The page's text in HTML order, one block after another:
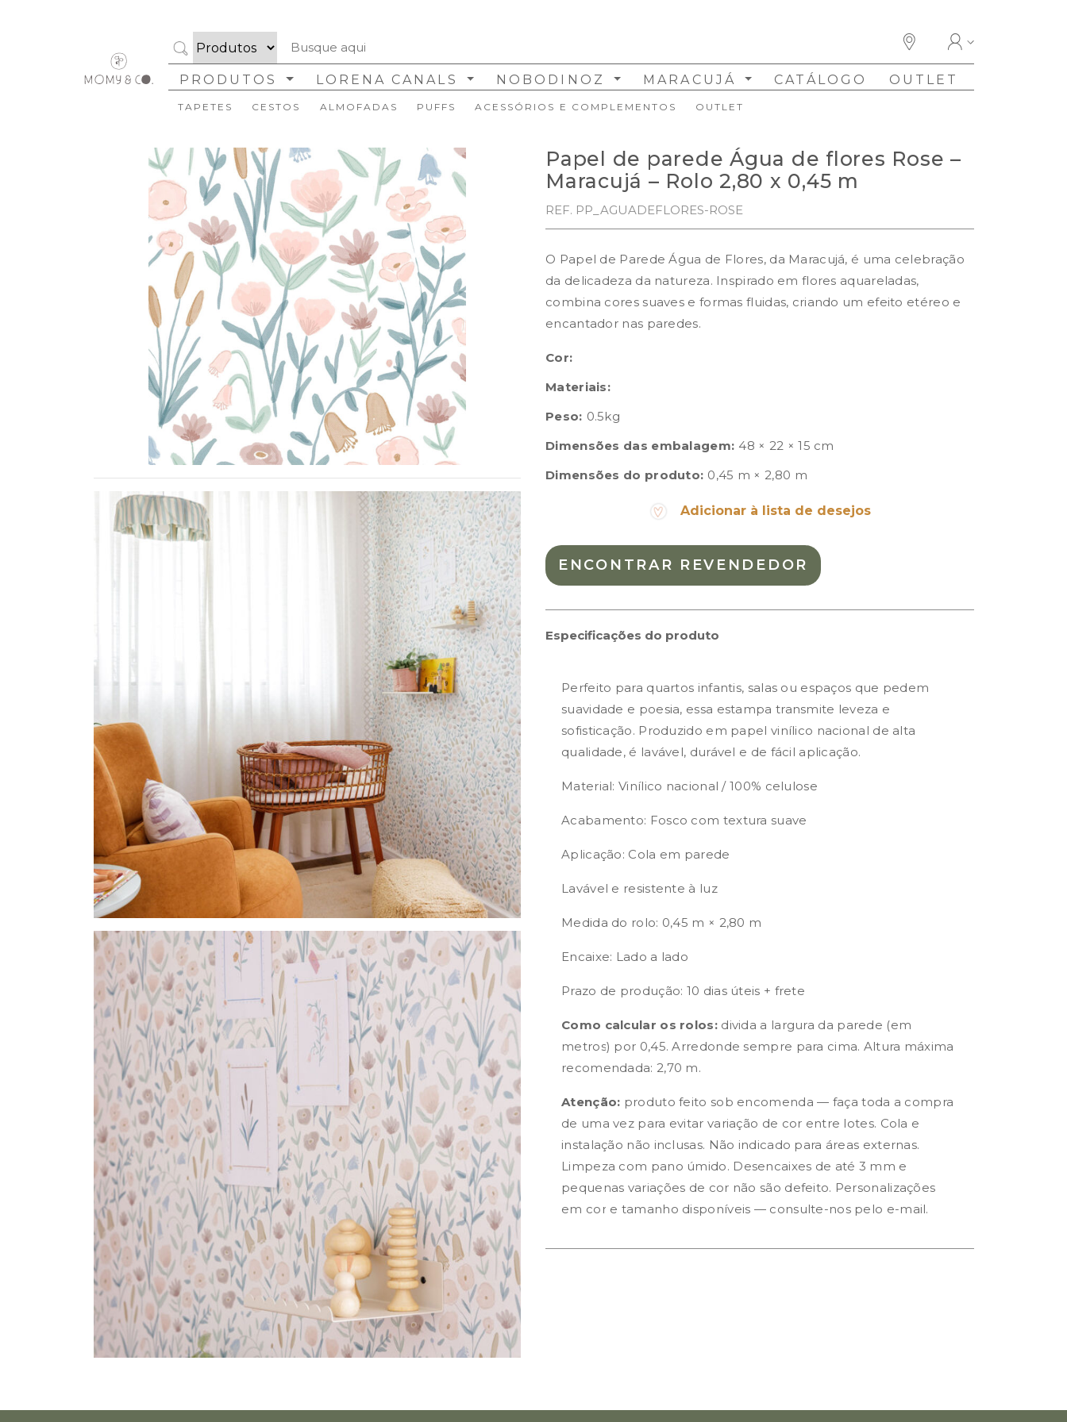
PRODUTOS LORENA CANALS NOBODINOZ MARACUJÁ CATÁLOGO OUTLET
TAPETES CESTOS ALMOFADAS PUFFS ACESSÓRIOS E COMPLEMENTOS OUTLET
Papel de parede Água de flores Rose –
Maracujá – Rolo 2,80 x 0,45 m
REF. PP_AGUADEFLORES-ROSE
O Papel de Parede Água de Flores, da Maracujá, é uma celebração
da delicadeza da natureza. Inspirado em flores aquareladas,
combina cores suaves e formas fluidas, criando um efeito etéreo e
encantador nas paredes.
Cor:
Materiais:
Peso: 0.5kg
Dimensões das embalagem: 48 × 22 × 15 cm
Dimensões do produto: 0,45 m × 2,80 m
Adicionar à lista de desejos
ENCONTRAR REVENDEDOR
Especificações do produto
Perfeito para quartos infantis, salas ou espaços que pedem
suavidade e poesia, essa estampa transmite leveza e
sofisticação. Produzido em papel vinílico nacional de alta
qualidade, é lavável, durável e de fácil aplicação.
Material: Vinílico nacional / 100% celulose
Acabamento: Fosco com textura suave
Aplicação: Cola em parede
Lavável e resistente à luz
Medida do rolo: 0,45 m × 2,80 m
Encaixe: Lado a lado
Prazo de produção: 10 dias úteis + frete
Como calcular os rolos:divida a largura da parede (em
metros) por 0,45. Arredonde sempre para cima. Altura máxima
recomendada: 2,70 m.
Atenção: produto feito sob encomenda — faça toda a compra
de uma vez para evitar variação de cor entre lotes. Cola e
instalação não inclusas. Não indicado para áreas externas.
Limpeza com pano úmido. Desencaixes de até 3 mm e
pequenas variações de cor não são defeito. Personalizações
em cor e tamanho disponíveis — consulte-nos pelo e-mail.